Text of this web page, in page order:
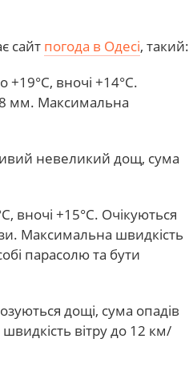
сайт погода в Одесі, такий:
+19°С, вночі +14°С.
мм. Максимальна
невеликий дощ, сума
вночі +15°С. Очікуються
Максимальна швидкість
парасолю та бути
дощі, сума опадів
вітру до 12 км/